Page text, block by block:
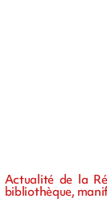
Actualité de la
bibliothèque,